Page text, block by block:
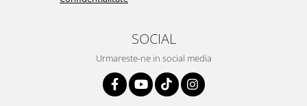
SOCIAL
Urmareste-ne in social media